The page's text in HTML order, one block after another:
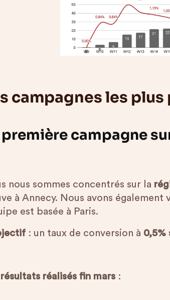
campagnes les
première campagne
nous sommes concentrés sur la
à Annecy. Nous avons également
est basée à Paris.
: un taux de conversion à 0,5%
réalisés fin mars :